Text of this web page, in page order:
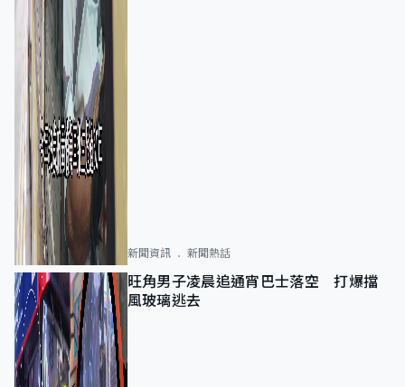
新聞資訊 新聞熱話
旺角男子凌晨追通宵巴士落空 打爆擋
風玻璃逃去